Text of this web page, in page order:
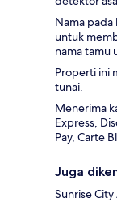
Nama
untuk
nama tamu
Properti ini
tunai.
Menerima
Express,
Pay, Carte
Juga
Sunrise